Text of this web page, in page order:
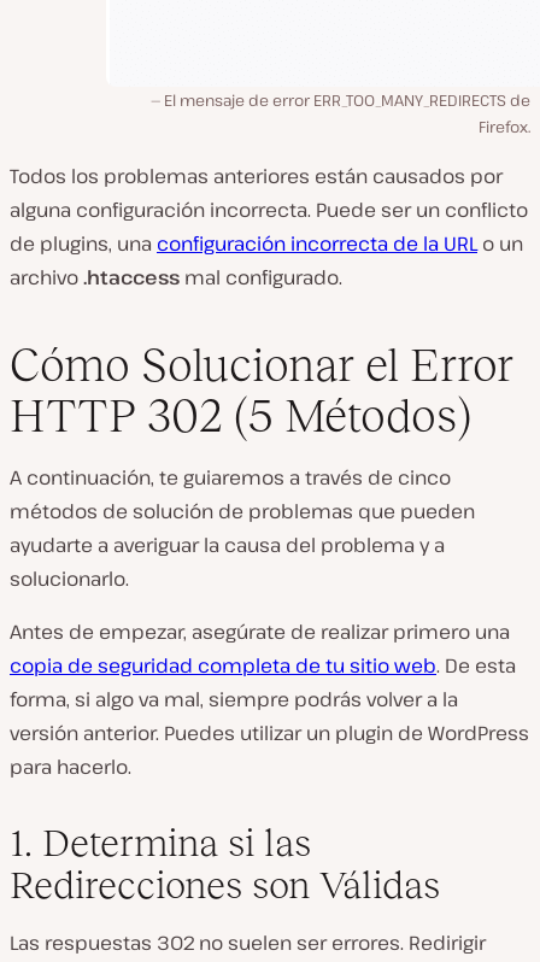
El mensaje de error ERR_TOO_MANY_REDIRECTS de
Firefox.
Todos los problemas anteriores están causados por
alguna configuración incorrecta. Puede ser un conflicto
de plugins, una configuración incorrecta de la URLo un
archivo.htaccess mal configurado.
Cómo Solucionar el Error
HTTP 302 (5 Métodos)
A continuación, te guiaremos a través de cinco
métodos de solución de problemas que pueden
ayudarte a averiguar la causa del problema y a
solucionarlo.
Antes de empezar, asegúrate de realizar primero una
copia de seguridad completa de tu sitio web. De esta
forma, si algo va mal, siempre podrás volver a la
versión anterior. Puedes utilizar un plugin de WordPress
para hacerlo.
1. Determina si las
Redirecciones son Válidas
Las respuestas 302 no suelen ser errores. Redirigir